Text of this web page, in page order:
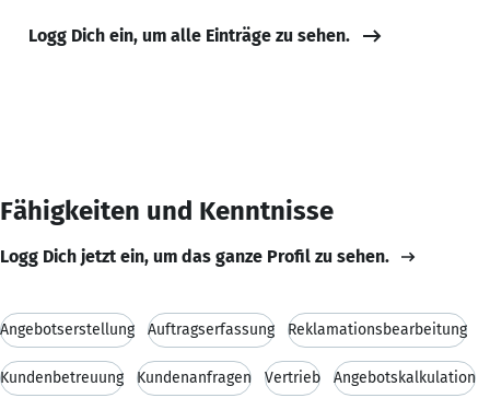
Logg Dich ein, um alle Einträge zu sehen.
Fähigkeiten und Kenntnisse
Logg Dich jetzt ein, um das ganze Profil zu sehen.
Angebotserstellung Auftragserfassung Reklamationsbearbeitung
Kundenbetreuung Kundenanfragen Vertrieb Angebotskalkulation